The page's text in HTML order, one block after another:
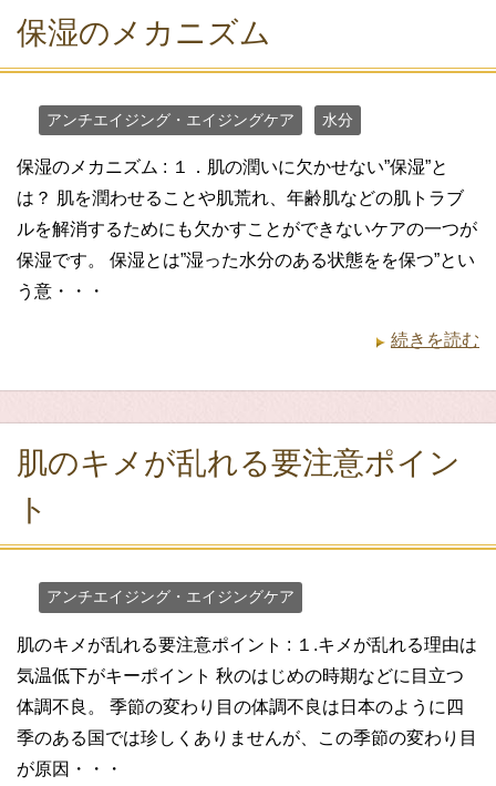
保湿のメカニズム
アンチエイジング・エイジングケア 水分
保湿のメカニズム : １．肌の潤いに欠かせない”保湿”と
は？ 肌を潤わせることや肌荒れ、年齢肌などの肌トラブ
ルを解消するためにも欠かすことができないケアの一つが
保湿です。 保湿とは”湿った水分のある状態をを保つ”とい
う意・・・
続きを読む
肌のキメが乱れる要注意ポイン
ト
アンチエイジング・エイジングケア
肌のキメが乱れる要注意ポイント : １.キメが乱れる理由は
気温低下がキーポイント 秋のはじめの時期などに目立つ
体調不良。 季節の変わり目の体調不良は日本のように四
季のある国では珍しくありませんが、この季節の変わり目
が原因・・・